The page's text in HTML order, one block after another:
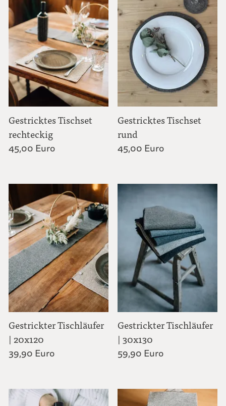
Gestricktes Tischset
rechteckig
45,00 Euro
Gestricktes Tischset
rund
45,00 Euro
Gestrickter Tischläufer
| 20x120
39,90 Euro
Gestrickter Tischläufer
| 30x130
59,90 Euro